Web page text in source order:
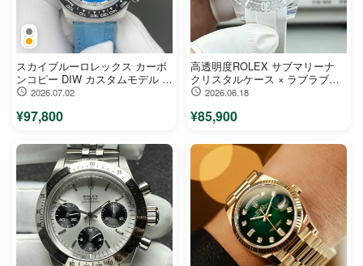
スカイブルーロレックス カーボ
ンコピー DIW カスタムモデル デ
イトナ クロノグラフ116500LN
2026.07.02
¥97,800
高透明度ROLEX サブマリーナ
クリスタルケース × ラブラブ
（Labubu）カスタム限定モデル
2026.06.18
¥85,900